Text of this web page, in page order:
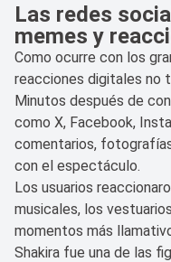
Las redes
memes y
Como ocurre con los
reacciones digitales no
Minutos después de
como X, Facebook,
comentarios,
con el espectáculo.
Los usuarios
musicales, los
momentos más
Shakira fue una de las